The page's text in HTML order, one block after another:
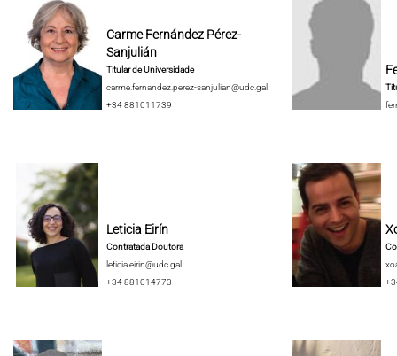
Carme Fernández Pérez-
Sanjulián
Titular de Universidade
carme.fernandez.perez-sanjulian@udc.gal
+34 881011739
Leticia Eirín
Contratada Doutora
leticia.eirin@udc.gal
+34 881014773